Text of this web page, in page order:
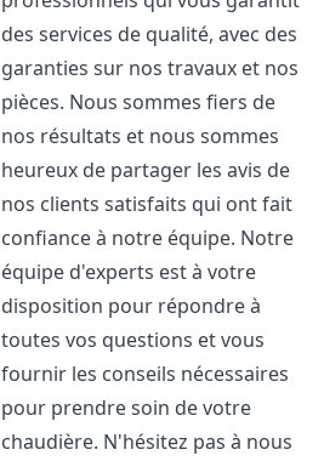
des services de qualité, avec des
garanties sur nos travaux et nos
pièces. Nous sommes fiers de
nos résultats et nous sommes
heureux de partager les avis de
nos clients satisfaits qui ont fait
confiance à notre équipe. Notre
équipe d'experts est à votre
disposition pour répondre à
toutes vos questions et vous
fournir les conseils nécessaires
pour prendre soin de votre
chaudière. N'hésitez pas à nous